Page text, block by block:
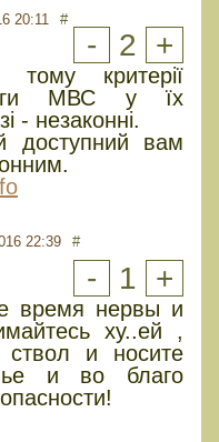
20:11 #
- 2 +
критерії
МВС у їх
- незаконні.
доступний вам
22:39 #
- 1 +
время нервы и
ху..ей ,
и носите
и во благо